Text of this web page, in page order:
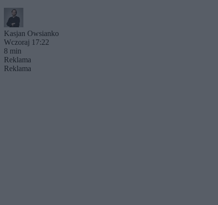
Kasjan Owsianko
Wczoraj 17:22
8 min
Reklama
Reklama